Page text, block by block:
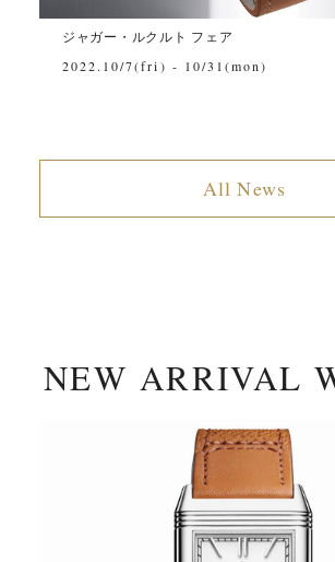
ジャガー・ルクルト フェア
2021/10/8(fri) - 10/25(mon)
All News
NEW ARRIVAL